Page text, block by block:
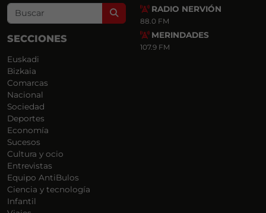
Search
SECCIONES
Euskadi
Bizkaia
Comarcas
Nacional
Sociedad
Deportes
Economía
Sucesos
Cultura y ocio
Entrevistas
Equipo AntiBulos
Ciencia y tecnología
Infantil
RADIO NERVIÓN
88.0 FM
MERINDADES
107.9 FM